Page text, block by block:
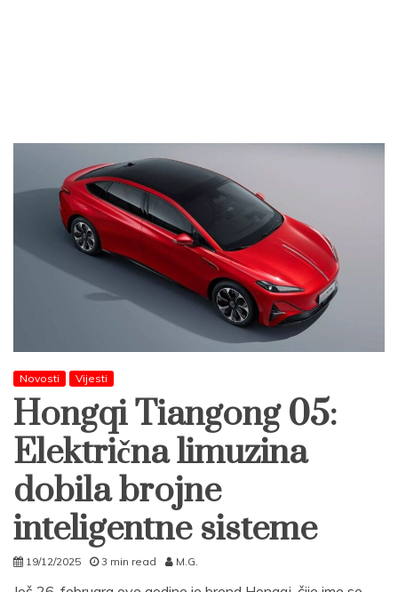
Novosti Vijesti
Hongqi Tiangong 05:
Električna limuzina
dobila brojne
inteligentne sisteme
19/12/2025 3 min read M.G.